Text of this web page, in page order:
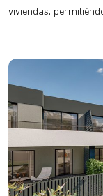
viviendas,